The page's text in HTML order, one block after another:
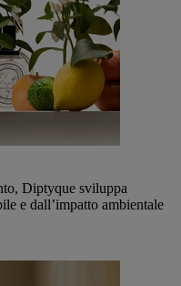
Diptyque sviluppa
e dall’impatto ambientale